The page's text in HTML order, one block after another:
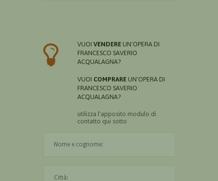
VUOI VENDERE UN'OPERA DI
FRANCESCO SAVERIO
ACQUALAGNA?
VUOI COMPRARE UN'OPERA DI
FRANCESCO SAVERIO
ACQUALAGNA?
utilizza l'apposito modulo di
contatto qui sotto